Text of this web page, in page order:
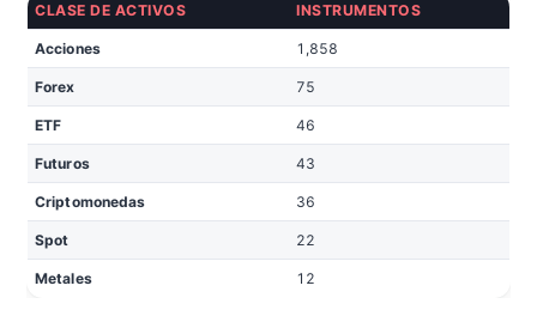
CLASE DE ACTIVOS INSTRUMENTOS
Acciones 1,858
Forex 75
ETF 46
Futuros 43
Criptomonedas 36
Spot 22
Metales 12